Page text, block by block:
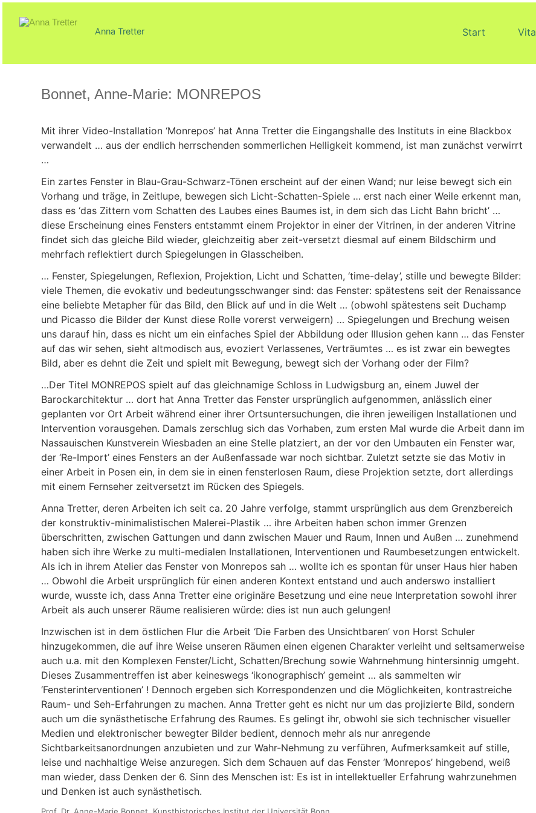
Inhalt
springen
Anna Tretter Start Vita
Bonnet, Anne-Marie: MONREPOS
am
25.
April
2017
ck@
Texte
Mit ihrer Video-Installation ‘Monrepos’ hat Anna Tretter die Eingangshalle des Instituts in eine Blackbox
verwandelt … aus der endlich herrschenden sommerlichen Helligkeit kommend, ist man zunächst verwirrt
…
Ein zartes Fenster in Blau-Grau-Schwarz-Tönen erscheint auf der einen Wand; nur leise bewegt sich ein
Vorhang und träge, in Zeitlupe, bewegen sich Licht-Schatten-Spiele … erst nach einer Weile erkennt man,
dass es ‘das Zittern vom Schatten des Laubes eines Baumes ist, in dem sich das Licht Bahn bricht’ …
diese Erscheinung eines Fensters entstammt einem Projektor in einer der Vitrinen, in der anderen Vitrine
findet sich das gleiche Bild wieder, gleichzeitig aber zeit-versetzt diesmal auf einem Bildschirm und
mehrfach reflektiert durch Spiegelungen in Glasscheiben.
… Fenster, Spiegelungen, Reflexion, Projektion, Licht und Schatten, ‘time-delay’, stille und bewegte Bilder:
viele Themen, die evokativ und bedeutungsschwanger sind: das Fenster: spätestens seit der Renaissance
eine beliebte Metapher für das Bild, den Blick auf und in die Welt … (obwohl spätestens seit Duchamp
und Picasso die Bilder der Kunst diese Rolle vorerst verweigern) … Spiegelungen und Brechung weisen
uns darauf hin, dass es nicht um ein einfaches Spiel der Abbildung oder Illusion gehen kann … das Fenster
auf das wir sehen, sieht altmodisch aus, evoziert Verlassenes, Verträumtes … es ist zwar ein bewegtes
Bild, aber es dehnt die Zeit und spielt mit Bewegung, bewegt sich der Vorhang oder der Film?
…Der Titel MONREPOS spielt auf das gleichnamige Schloss in Ludwigsburg an, einem Juwel der
Barockarchitektur … dort hat Anna Tretter das Fenster ursprünglich aufgenommen, anlässlich einer
geplanten vor Ort Arbeit während einer ihrer Ortsuntersuchungen, die ihren jeweiligen Installationen und
Intervention vorausgehen. Damals zerschlug sich das Vorhaben, zum ersten Mal wurde die Arbeit dann im
Nassauischen Kunstverein Wiesbaden an eine Stelle platziert, an der vor den Umbauten ein Fenster war,
der ‘Re-Import’ eines Fensters an der Außenfassade war noch sichtbar. Zuletzt setzte sie das Motiv in
einer Arbeit in Posen ein, in dem sie in einen fensterlosen Raum, diese Projektion setzte, dort allerdings
mit einem Fernseher zeitversetzt im Rücken des Spiegels.
Anna Tretter, deren Arbeiten ich seit ca. 20 Jahre verfolge, stammt ursprünglich aus dem Grenzbereich
der konstruktiv-minimalistischen Malerei-Plastik … ihre Arbeiten haben schon immer Grenzen
überschritten, zwischen Gattungen und dann zwischen Mauer und Raum, Innen und Außen … zunehmend
haben sich ihre Werke zu multi-medialen Installationen, Interventionen und Raumbesetzungen entwickelt.
Als ich in ihrem Atelier das Fenster von Monrepos sah … wollte ich es spontan für unser Haus hier haben
… Obwohl die Arbeit ursprünglich für einen anderen Kontext entstand und auch anderswo installiert
wurde, wusste ich, dass Anna Tretter eine originäre Besetzung und eine neue Interpretation sowohl ihrer
Arbeit als auch unserer Räume realisieren würde: dies ist nun auch gelungen!
Inzwischen ist in dem östlichen Flur die Arbeit ‘Die Farben des Unsichtbaren’ von Horst Schuler
hinzugekommen, die auf ihre Weise unseren Räumen einen eigenen Charakter verleiht und seltsamerweise
auch u.a. mit den Komplexen Fenster/Licht, Schatten/Brechung sowie Wahrnehmung hintersinnig umgeht.
Dieses Zusammentreffen ist aber keineswegs ‘ikonographisch’ gemeint … als sammelten wir
‘Fensterinterventionen’ ! Dennoch ergeben sich Korrespondenzen und die Möglichkeiten, kontrastreiche
Raum- und Seh-Erfahrungen zu machen. Anna Tretter geht es nicht nur um das projizierte Bild, sondern
auch um die synästhetische Erfahrung des Raumes. Es gelingt ihr, obwohl sie sich technischer visueller
Medien und elektronischer bewegter Bilder bedient, dennoch mehr als nur anregende
Sichtbarkeitsanordnungen anzubieten und zur Wahr-Nehmung zu verführen, Aufmerksamkeit auf stille,
leise und nachhaltige Weise anzuregen. Sich dem Schauen auf das Fenster ‘Monrepos’ hingebend, weiß
man wieder, dass Denken der 6. Sinn des Menschen ist: Es ist in intellektueller Erfahrung wahrzunehmen
und Denken ist auch synästhetisch.